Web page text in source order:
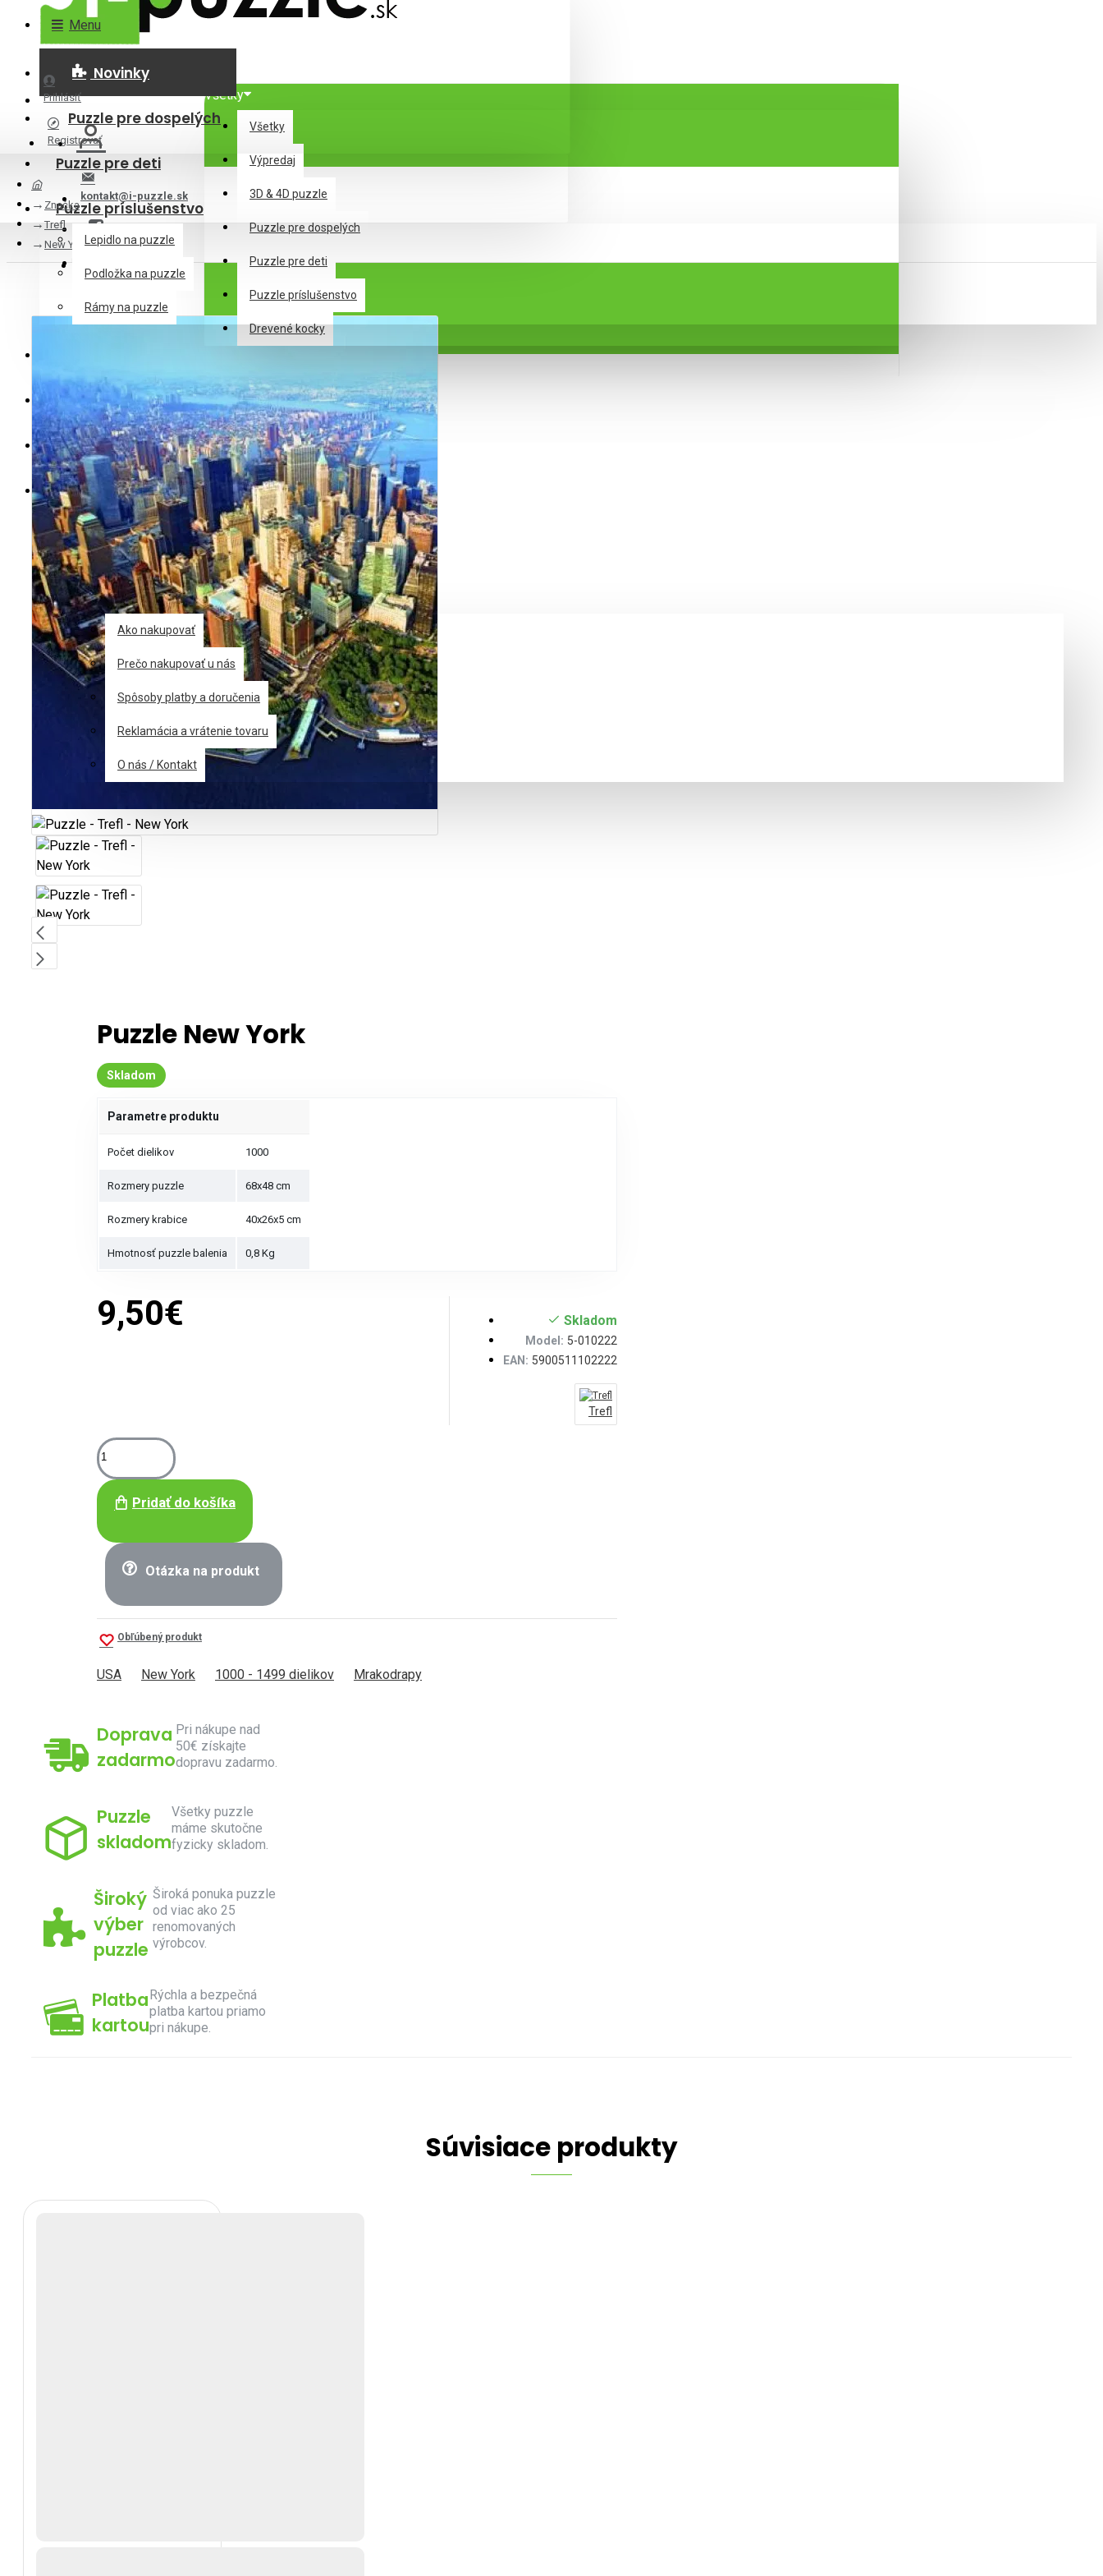
kontakt@i-puzzle.sk
Všetky
Všetky
Výpredaj
3D & 4D puzzle
Puzzle pre dospelých
Puzzle pre deti
Puzzle príslušenstvo
Drevené kocky
0 ks - 0,00€
Váš nákupný košík je prázdny!
Menu
Novinky
Puzzle pre dospelých
Puzzle pre deti
Puzzle príslušenstvo
Lepidlo na puzzle
Podložka na puzzle
Rámy na puzzle
Výrobcovia
Výpredaj Posledné kusy
Akcie Zľavy
Blog
Informácie
Ako nakupovať
Prečo nakupovať u nás
Spôsoby platby a doručenia
Reklamácia a vrátenie tovaru
O nás / Kontakt
Prihlásiť
Registrovať
Značka
Trefl
New York
Puzzle New York
Skladom
Parametre produktu
Počet dielikov 1000
Rozmery puzzle 68x48 cm
Rozmery krabice 40x26x5 cm
Hmotnosť puzzle balenia 0,8 Kg
9,50€ Skladom
Model: 5-010222
EAN: 5900511102222
Trefl
Pridať do košíka
Otázka na produkt
Obľúbený produkt
USA New York 1000 - 1499 dielikov Mrakodrapy
Doprava
zadarmo
Pri nákupe nad
50€ získajte
dopravu zadarmo.
Puzzle
skladom
Všetky puzzle
máme skutočne
fyzicky skladom.
Široký
výber
puzzle
Široká ponuka puzzle
od viac ako 25
renomovaných
výrobcov.
Platba
kartou
Rýchla a bezpečná
platba kartou priamo
pri nákupe.
Súvisiace produkty